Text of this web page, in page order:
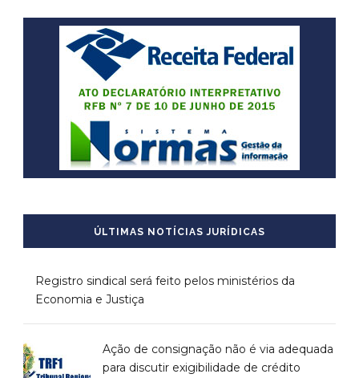
ÚLTIMAS NOTÍCIAS JURÍDICAS
Registro sindical será feito pelos ministérios da
Economia e Justiça
Ação de consignação não é via adequada
para discutir exigibilidade de crédito